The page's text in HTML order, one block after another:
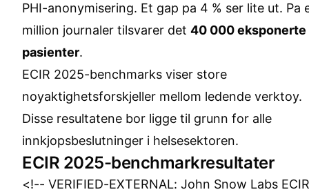
PHI-anonymisering. Et gap pa 4 % ser lite ut. Pa
million journaler tilsvarer det 40 000 eksponerte
pasienter.
ECIR 2025-benchmarks viser store
noyaktighetsforskjeller mellom ledende verktoy.
Disse resultatene bor ligge til grunn for alle
innkjopsbeslutninger i helsesektoren.
ECIR 2025-benchmarkresultater
<!-- VERIFIED-EXTERNAL: John Snow Labs ECIR